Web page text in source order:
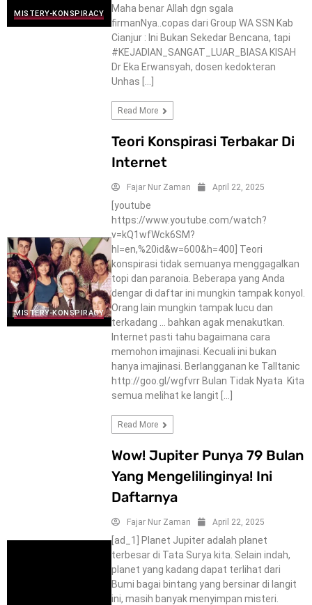
MISTERY-KONSPIRACY
Maha benar Allah dgn sgala
firmanNya..copas dari Group WA SSN Kab
Cianjur : Ini Bukan Sekedar Bencana, tapi
#KEJADIAN_SANGAT_LUAR_BIASA KISAH
Dr Eka Erwansyah, dosen kedokteran
Unhas […]
Read More
MISTERY-KONSPIRACY
Teori Konspirasi Terbakar Di
Internet
Fajar Nur Zaman April 22, 2025
[youtube
https://www.youtube.com/watch?
v=kQ1wfWck6SM?
hl=en,%20id&w=600&h=400] Teori
konspirasi tidak semuanya menggagalkan
topi dan paranoia. Beberapa yang Anda
dengar di daftar ini mungkin tampak konyol.
Orang lain mungkin tampak lucu dan
terkadang … bahkan agak menakutkan.
Internet pasti tahu bagaimana cara
memohon imajinasi. Kecuali ini bukan
hanya imajinasi. Berlangganan ke Talltanic
http://goo.gl/wgfvrr Bulan Tidak Nyata Kita
semua melihat ke langit […]
Read More
Wow! Jupiter Punya 79 Bulan
Yang Mengelilinginya! Ini
Daftarnya
Fajar Nur Zaman April 22, 2025
[ad_1] Planet Jupiter adalah planet
terbesar di Tata Surya kita. Selain indah,
planet yang kadang dapat terlihat dari
Bumi bagai bintang yang bersinar di langit
ini, masih banyak menyimpan misteri.